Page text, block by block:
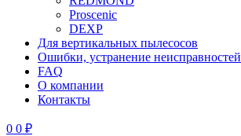
Proscenic
DEXP
Для вертикальных пылесосов
Ошибки, устранение неисправностей
FAQ
О компании
Контакты
0 0 ₽